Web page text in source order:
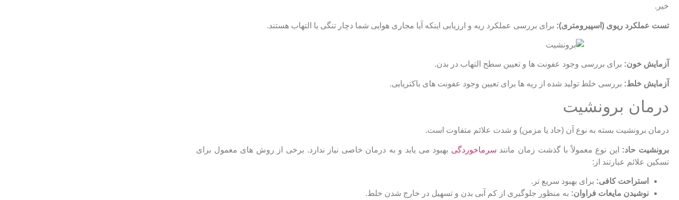
خیر.
تست عملکرد ریوی (اسپیرومتری): برای بررسی عملکرد ریه و ارزیابی اینکه آیا مجاری هوایی شما دچار تنگی یا التهاب هستند.
آزمایش خون: برای بررسی وجود عفونت ‌ها و تعیین سطح التهاب در بدن.
آزمایش خلط: بررسی خلط تولید شده از ریه ‌ها برای تعیین وجود عفونت ‌های باکتریایی.
درمان برونشیت
درمان برونشیت بسته به نوع آن (حاد یا مزمن) و شدت علائم متفاوت است.
برونشیت حاد: این نوع معمولاً با گذشت زمان مانند سرماخوردگی بهبود می ‌یابد و به درمان خاصی نیاز ندارد. برخی از روش ‌های معمول برای
تسکین علائم عبارتند از:
استراحت کافی: برای بهبود سریع ‌تر.
نوشیدن مایعات فراوان: به منظور جلوگیری از کم ‌آبی بدن و تسهیل در خارج شدن خلط.